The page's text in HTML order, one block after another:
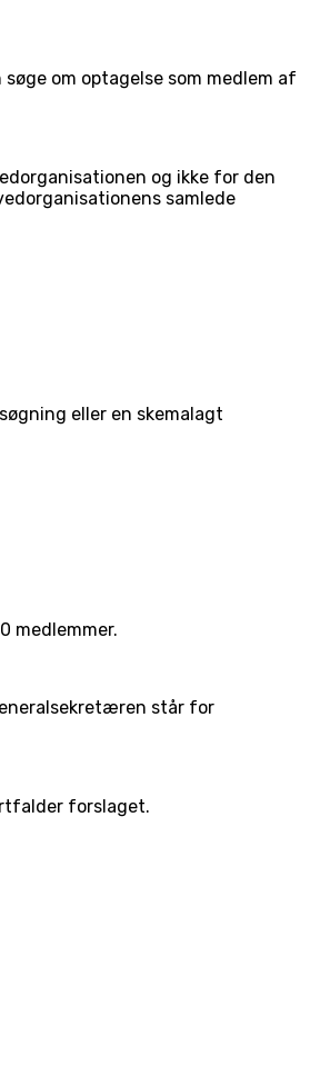
om optagelse som medlem af
og ikke for den
samlede
eller en skemalagt
medlemmer.
står for
forslaget.